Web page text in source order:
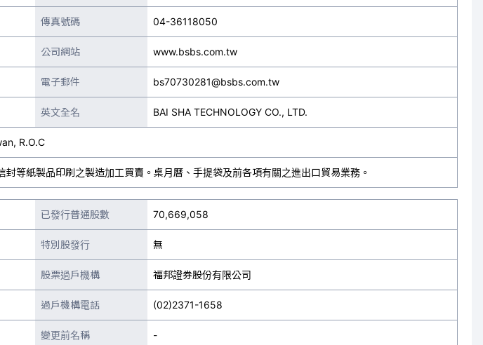
傳真號碼 04-36118050
公司網站 www.bsbs.com.tw
電子郵件 bs70730281@bsbs.com.tw
英文全名 BAI SHA TECHNOLOGY CO., LTD.
R.O.C
等紙製品印刷之製造加工買賣。桌月曆、手提袋及前各項有關之進出口貿易業務。
已發行普通股數 70,669,058
特別股發行 無
股票過戶機構 福邦證券股份有限公司
過戶機構電話 (02)2371-1658
變更前名稱 -